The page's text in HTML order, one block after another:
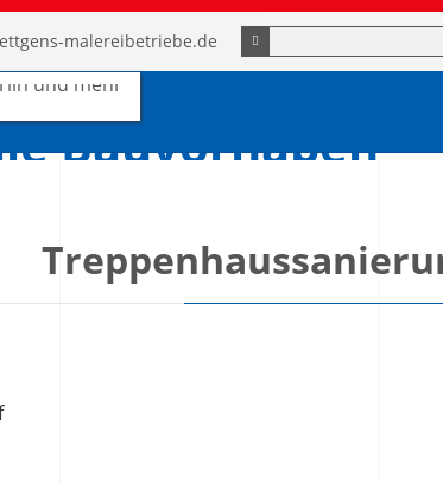
malereibetriebe.de Suchbegriffe
Bauvorhaben